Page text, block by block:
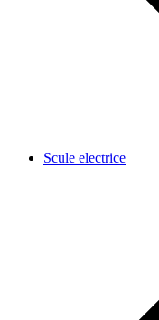
Scule electrice